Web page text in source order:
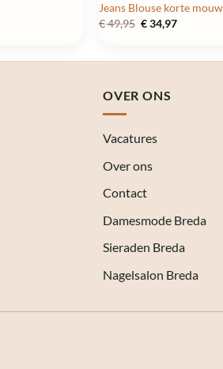
Jeans Blouse korte mouw
€49,95 Oorspronkelijke
prijs
€34,97Huidige
OVER ONS
Vacatures
Over ons
Contact
Damesmode Breda
Sieraden Breda
Nagelsalon Breda